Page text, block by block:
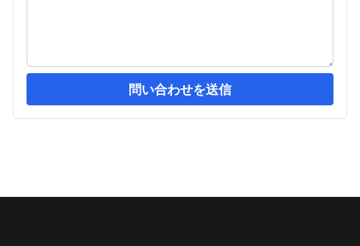
問い合わせを送信